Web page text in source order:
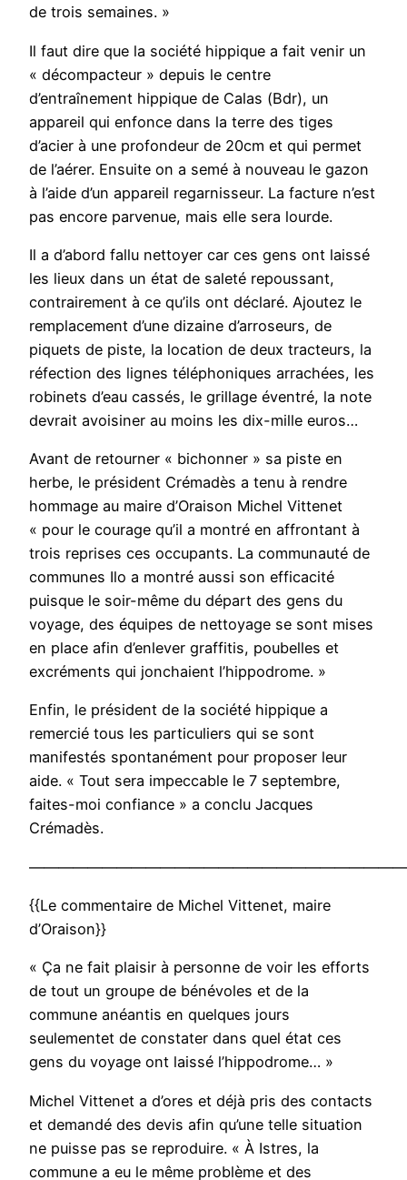
de trois semaines. »
Il faut dire que la société hippique a fait venir un
« décompacteur » depuis le centre
d’entraînement hippique de Calas (Bdr), un
appareil qui enfonce dans la terre des tiges
d’acier à une profondeur de 20cm et qui permet
de l’aérer. Ensuite on a semé à nouveau le gazon
à l’aide d’un appareil regarnisseur. La facture n’est
pas encore parvenue, mais elle sera lourde.
Il a d’abord fallu nettoyer car ces gens ont laissé
les lieux dans un état de saleté repoussant,
contrairement à ce qu’ils ont déclaré. Ajoutez le
remplacement d’une dizaine d’arroseurs, de
piquets de piste, la location de deux tracteurs, la
réfection des lignes téléphoniques arrachées, les
robinets d’eau cassés, le grillage éventré, la note
devrait avoisiner au moins les dix-mille euros…
Avant de retourner « bichonner » sa piste en
herbe, le président Crémadès a tenu à rendre
hommage au maire d’Oraison Michel Vittenet
« pour le courage qu’il a montré en affrontant à
trois reprises ces occupants. La communauté de
communes Ilo a montré aussi son efficacité
puisque le soir-même du départ des gens du
voyage, des équipes de nettoyage se sont mises
en place afin d’enlever graffitis, poubelles et
excréments qui jonchaient l’hippodrome. »
Enfin, le président de la société hippique a
remercié tous les particuliers qui se sont
manifestés spontanément pour proposer leur
aide. « Tout sera impeccable le 7 septembre,
faites-moi confiance » a conclu Jacques
Crémadès.
{{Le commentaire de Michel Vittenet, maire
d’Oraison}}
« Ça ne fait plaisir à personne de voir les efforts
de tout un groupe de bénévoles et de la
commune anéantis en quelques jours
seulementet de constater dans quel état ces
gens du voyage ont laissé l’hippodrome… »
Michel Vittenet a d’ores et déjà pris des contacts
et demandé des devis afin qu’une telle situation
ne puisse pas se reproduire. « À Istres, la
commune a eu le même problème et des